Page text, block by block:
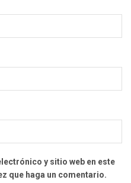
y sitio web en este
que haga un comentario.